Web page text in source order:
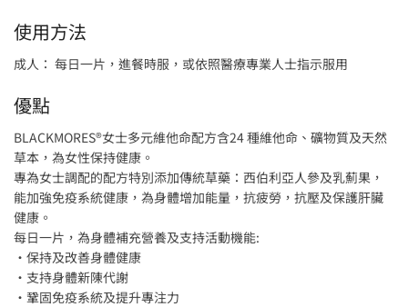
使用方法
成人： 每日一片，進餐時服，或依照醫療專業人士指示服用
優點
BLACKMORES®女士多元維他命配方含24 種維他命、礦物質及天然
草本，為女性保持健康。
專為女士調配的配方特別添加傳統草藥：西伯利亞人參及乳薊果，
能加強免疫系統健康，為身體增加能量，抗疲勞，抗壓及保護肝臟
健康。
每日一片，為身體補充營養及支持活動機能:
•保持及改善身體健康
•支持身體新陳代謝
•鞏固免疫系統及提升專注力